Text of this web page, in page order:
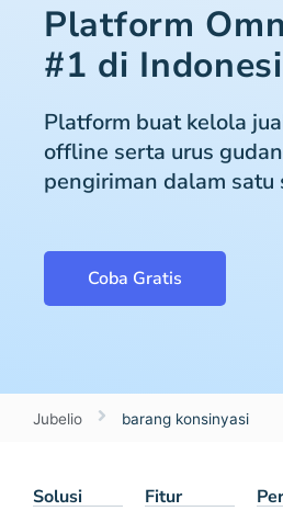
Platform
#1 di
Platform buat kelola
offline serta urus
pengiriman dalam satu
Coba Gratis
Jubelio barang konsinyasi
Solusi Fitur